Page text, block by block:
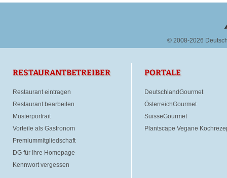
© 2008-2026
RESTAURANTBETREIBER
Restaurant eintragen
Restaurant bearbeiten
Musterportrait
Vorteile als Gastronom
Premiummitgliedschaft
DG für Ihre Homepage
Kennwort vergessen
PORTALE
DeutschlandGourmet
ÖsterreichGourmet
SuisseGourmet
Plantscape Vegane